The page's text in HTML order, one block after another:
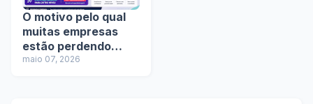
O motivo pelo qual
muitas empresas
estão perdendo
clientes no
maio 07, 2026